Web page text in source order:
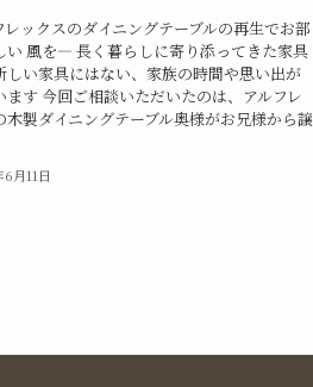
ックスのダイニングテーブルの再生でお部
い 風を― 長く暮らしに寄り添ってきた家具
しい家具にはない、家族の時間や思い出が
ます 今回ご相談いただいたのは、アルフレ
木製ダイニングテーブル奥様がお兄様から譲
月11日